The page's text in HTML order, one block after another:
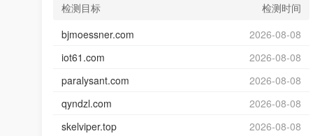
检测目标
检测时间
bjmoessner.com
2026-08-08
iot61.com
2026-08-08
paralysant.com
2026-08-08
qyndzl.com
2026-08-08
skelviper.top
2026-08-08